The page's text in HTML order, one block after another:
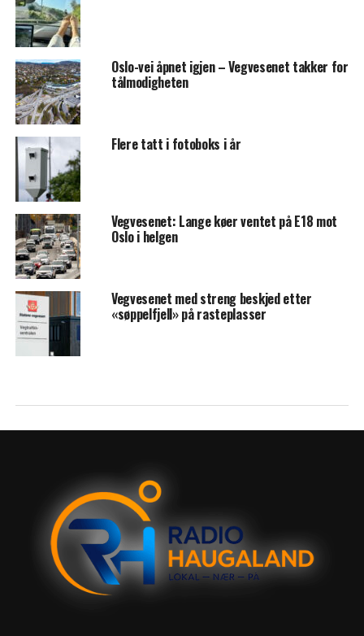
Oslo-vei åpnet igjen – Vegvesenet takker for
tålmodigheten
Flere tatt i fotoboks i år
Vegvesenet: Lange køer ventet på E18 mot
Oslo i helgen
Vegvesenet med streng beskjed etter
«søppelfjell» på rasteplasser